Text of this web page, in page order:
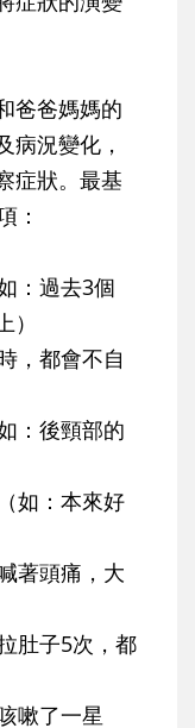
爸爸媽媽的
病況變化，
症狀。最基
：
：過去3個
，都會不自
：後頸部的
如：本來好
著頭痛，大
肚子5次，都
嗽了一星